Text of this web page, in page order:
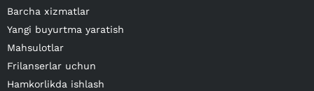
Barcha xizmatlar
Yangi buyurtma yaratish
Mahsulotlar
Frilanserlar uchun
Hamkorlikda ishlash